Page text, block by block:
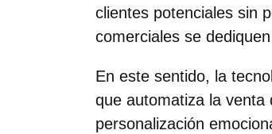
clientes potenciales sin
comerciales se
En este sentido, la
que automatiza la
personalización